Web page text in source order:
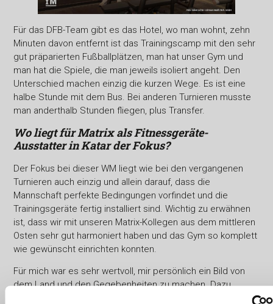
Für das DFB-Team gibt es das Hotel, wo man wohnt, zehn
Minuten davon entfernt ist das Trainingscamp mit den sehr
gut präparierten Fußballplätzen, man hat unser Gym und
man hat die Spiele, die man jeweils isoliert angeht. Den
Unterschied machen einzig die kurzen Wege. Es ist eine
halbe Stunde mit dem Bus. Bei anderen Turnieren musste
man anderthalb Stunden fliegen, plus Transfer.
Wo liegt für Matrix als Fitnessgeräte-
Ausstatter in Katar der Fokus?
Der Fokus bei dieser WM liegt wie bei den vergangenen
Turnieren auch einzig und allein darauf, dass die
Mannschaft perfekte Bedingungen vorfindet und die
Trainingsgeräte fertig installiert sind. Wichtig zu erwähnen
ist, dass wir mit unseren Matrix-Kollegen aus dem mittleren
Osten sehr gut harmoniert haben und das Gym so komplett
wie gewünscht einrichten konnten.
Für mich war es sehr wertvoll, mir persönlich ein Bild von
dem Land und den Gegebenheiten zu machen. Dazu
konnte ich vor Ort viele Gespräche führen – insbesondere